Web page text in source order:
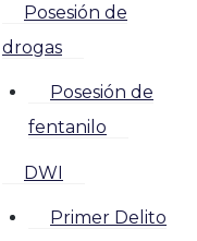
Posesión de
drogas
Posesión de
fentanilo
DWI
Primer Delito